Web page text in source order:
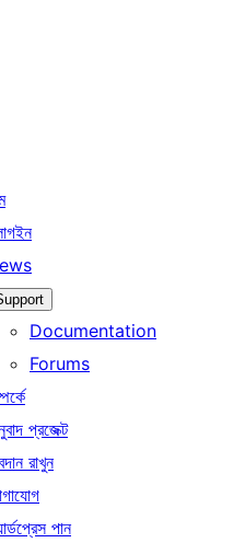
Documentation
Forums
প্রজেক্ট
রাখুন
পান